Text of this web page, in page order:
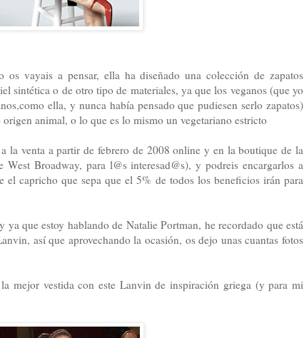
os vayais a pensar, ella ha diseñado una colección de zapatos
sintética o de otro tipo de materiales, ya que los veganos (que yo
ella, y nunca había pensado que pudiesen serlo zapatos)
animal, o lo que es lo mismo un vegetariano estricto
la venta a partir de febrero de 2008 online y en la boutique de la
West Broadway, para l@s interesad@s), y podreis encargarlos a
capricho que sepa que el 5% de todos los beneficios irán para
que estoy hablando de Natalie Portman, he recordado que está
así que aprovechando la ocasión, os dejo unas cuantas fotos
mejor vestida con este Lanvin de inspiración griega (y para mi